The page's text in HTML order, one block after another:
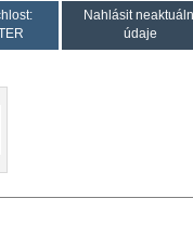
Nahlásit
údaje